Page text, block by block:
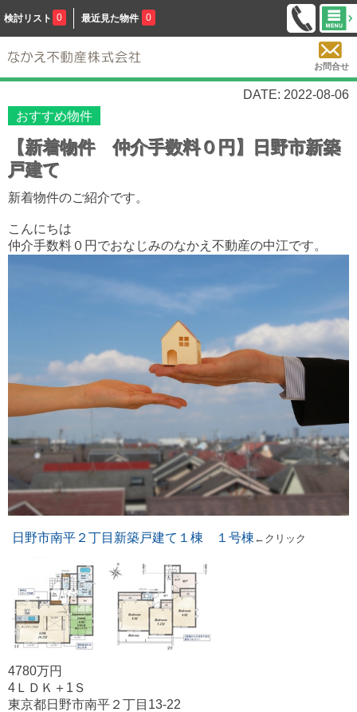
検討リスト 0 最近見た物件 0
お問合せ
DATE: 2022-08-06
おすすめ物件
【新着物件 仲介手数料０円】日野市新築
戸建て
新着物件のご紹介です。
こんにちは
仲介手数料０円でおなじみのなかえ不動産の中江です。
日野市南平２丁目新築戸建て１棟 １号棟 ←クリック
4780万円
4ＬＤＫ＋1Ｓ
東京都日野市南平２丁目13-22